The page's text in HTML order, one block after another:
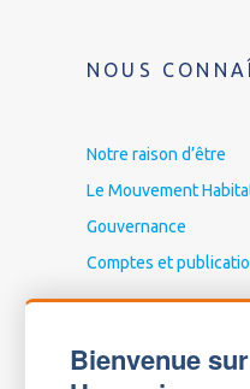
Bienvenue
NOUS
Notre raison d’être
Le Mouvement
Gouvernance
Comptes et